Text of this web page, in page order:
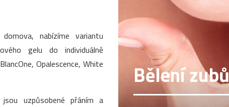
nabízíme variantu
gelu do individuálně
Opalescence, White
uzpůsobené přáním a
Bělení zubů